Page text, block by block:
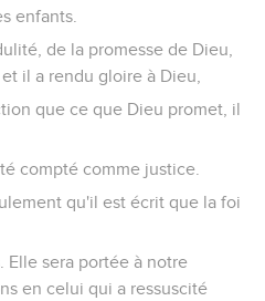
enfants.
de la promesse de Dieu,
il a rendu gloire à Dieu,
que ce que Dieu promet, il
compté comme justice.
qu'il est écrit que la foi
Elle sera portée à notre
en celui qui a ressuscité